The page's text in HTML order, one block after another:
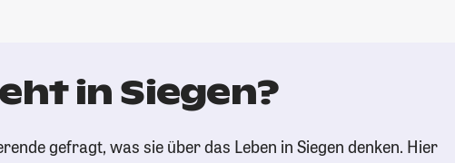
in Siegen?
gefragt, was sie über das Leben in Siegen denken. Hier